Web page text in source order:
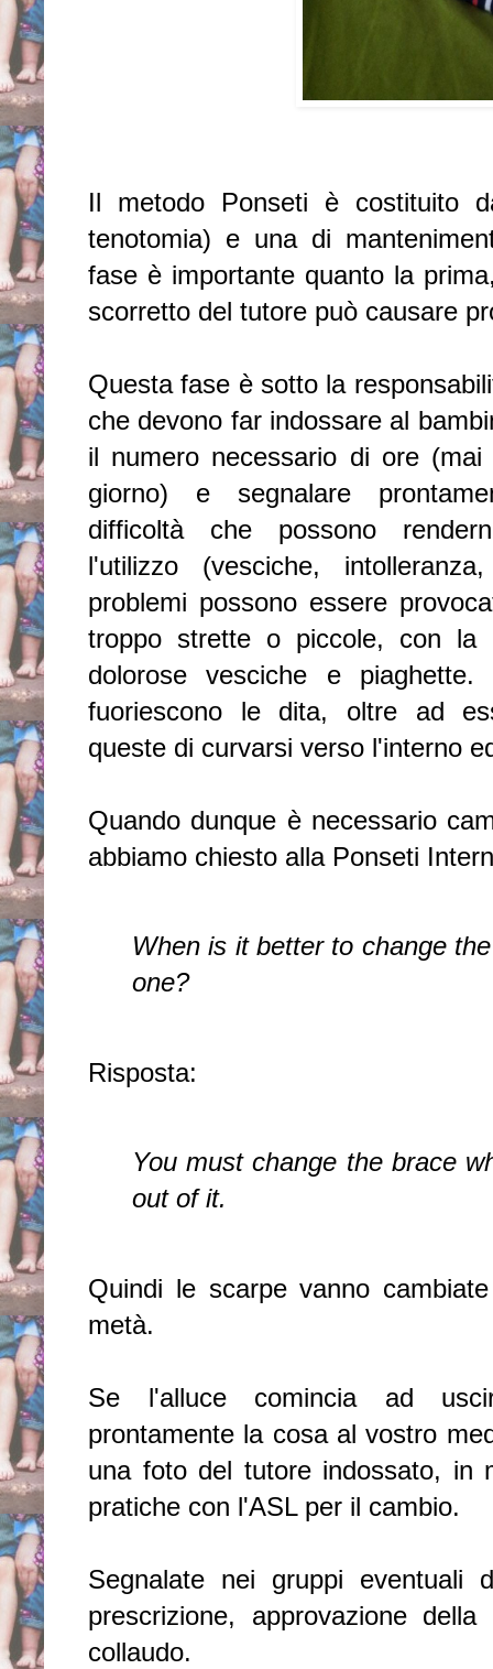
Il metodo Ponseti è costituito
tenotomia) e una di
fase è importante quanto la
scorretto del tutore può causare
Questa fase è sotto la
che devono far indossare al
il numero necessario di ore
giorno) e segnalare
difficoltà che possono
l'utilizzo (vesciche,
problemi possono essere
troppo strette o piccole, con la
dolorose vesciche e
fuoriescono le dita, oltre ad
queste di curvarsi verso l'interno
Quando dunque è necessario
abbiamo chiesto alla Ponseti
When is it better to change
one?
Risposta:
You must change the brace
out of it.
Quindi le scarpe vanno
metà.
Se l'alluce comincia ad
prontamente la cosa al vostro
una foto del tutore indossato, in
pratiche con l'ASL per il cambio.
Segnalate nei gruppi eventuali
prescrizione, approvazione
collaudo.